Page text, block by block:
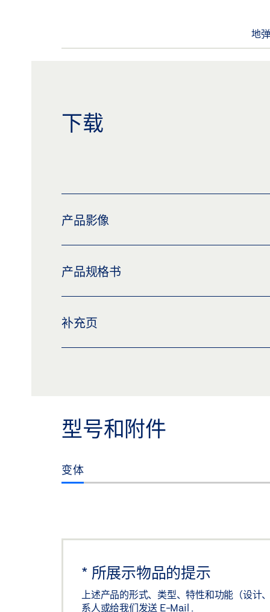
地
下载
产品影像
下载 (PNG)
产品规格书
预览
补充页
型号和附件
变体
* 所展示物品的提示
上述产品的形式、类型、特性和功能（设
系人或给我们发送 E-Mail .